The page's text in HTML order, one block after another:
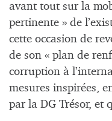
avant tout sur la
pertinente » de
cette occasion de
de son « plan de
corruption à
mesures inspirées,
par la DG Trésor, et